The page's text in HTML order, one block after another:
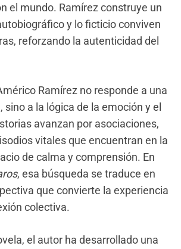
el mundo. Ramírez construye un
y lo ficticio conviven
reforzando la autenticidad del
Ramírez no responde a una
sino a la lógica de la emoción y el
avanzan por asociaciones,
vitales que encuentran en la
de calma y comprensión. En
, esa búsqueda se traduce en
que convierte la experiencia
colectiva.
el autor ha desarrollado una